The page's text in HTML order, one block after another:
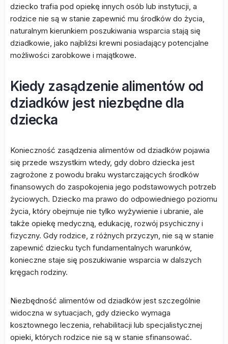
dziecko trafia pod opiekę innych osób lub instytucji, a
rodzice nie są w stanie zapewnić mu środków do życia,
naturalnym kierunkiem poszukiwania wsparcia stają się
dziadkowie, jako najbliżsi krewni posiadający potencjalne
możliwości zarobkowe i majątkowe.
Kiedy zasądzenie alimentów od
dziadków jest niezbędne dla
dziecka
Konieczność zasądzenia alimentów od dziadków pojawia
się przede wszystkim wtedy, gdy dobro dziecka jest
zagrożone z powodu braku wystarczających środków
finansowych do zaspokojenia jego podstawowych potrzeb
życiowych. Dziecko ma prawo do odpowiedniego poziomu
życia, który obejmuje nie tylko wyżywienie i ubranie, ale
także opiekę medyczną, edukację, rozwój psychiczny i
fizyczny. Gdy rodzice, z różnych przyczyn, nie są w stanie
zapewnić dziecku tych fundamentalnych warunków,
konieczne staje się poszukiwanie wsparcia w dalszych
kręgach rodziny.
Niezbędność alimentów od dziadków jest szczególnie
widoczna w sytuacjach, gdy dziecko wymaga
kosztownego leczenia, rehabilitacji lub specjalistycznej
opieki, których rodzice nie są w stanie sfinansować.